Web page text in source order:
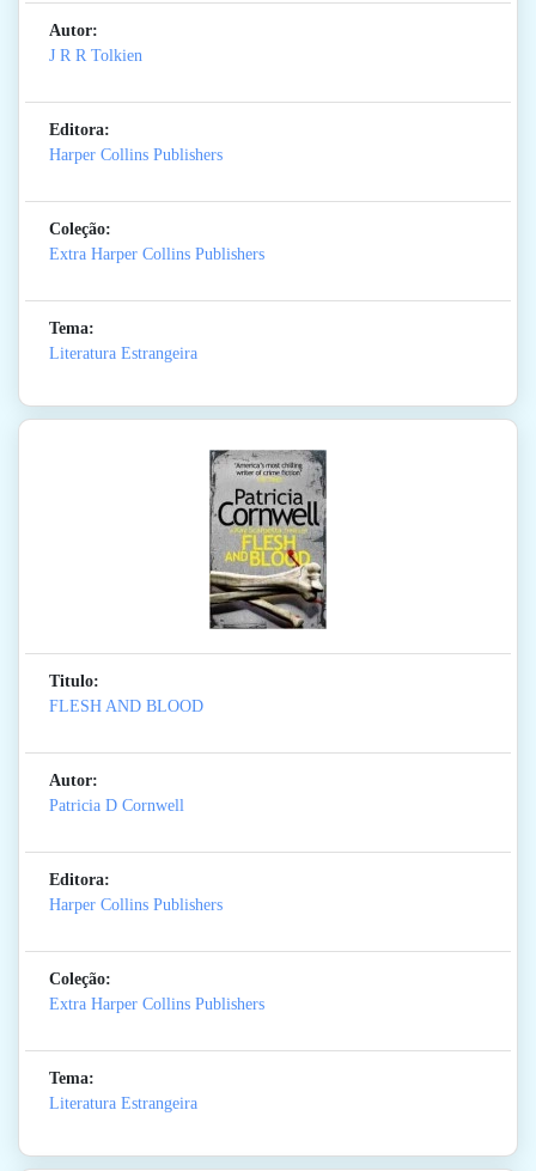
Autor:
J R R Tolkien
Editora:
Harper Collins Publishers
Coleção:
Extra Harper Collins Publishers
Tema:
Literatura Estrangeira
Titulo:
FLESH AND BLOOD
Autor:
Patricia D Cornwell
Editora:
Harper Collins Publishers
Coleção:
Extra Harper Collins Publishers
Tema:
Literatura Estrangeira